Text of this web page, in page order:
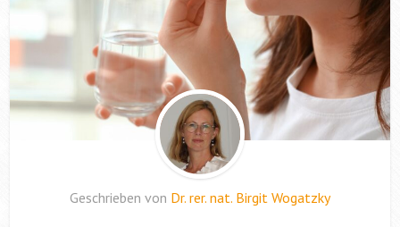
Geschrieben von Dr. rer. nat. Birgit Wogatzky